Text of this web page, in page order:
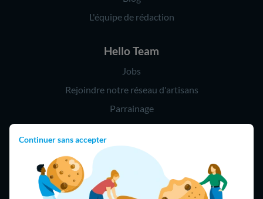
Continuer sans accepter
L'équipe de rédaction
Hello Team
Jobs
Rejoindre notre réseau d'artisans
Parrainage
Hello !
09 75 18 60 60
(8h-21h)
75018 Paris